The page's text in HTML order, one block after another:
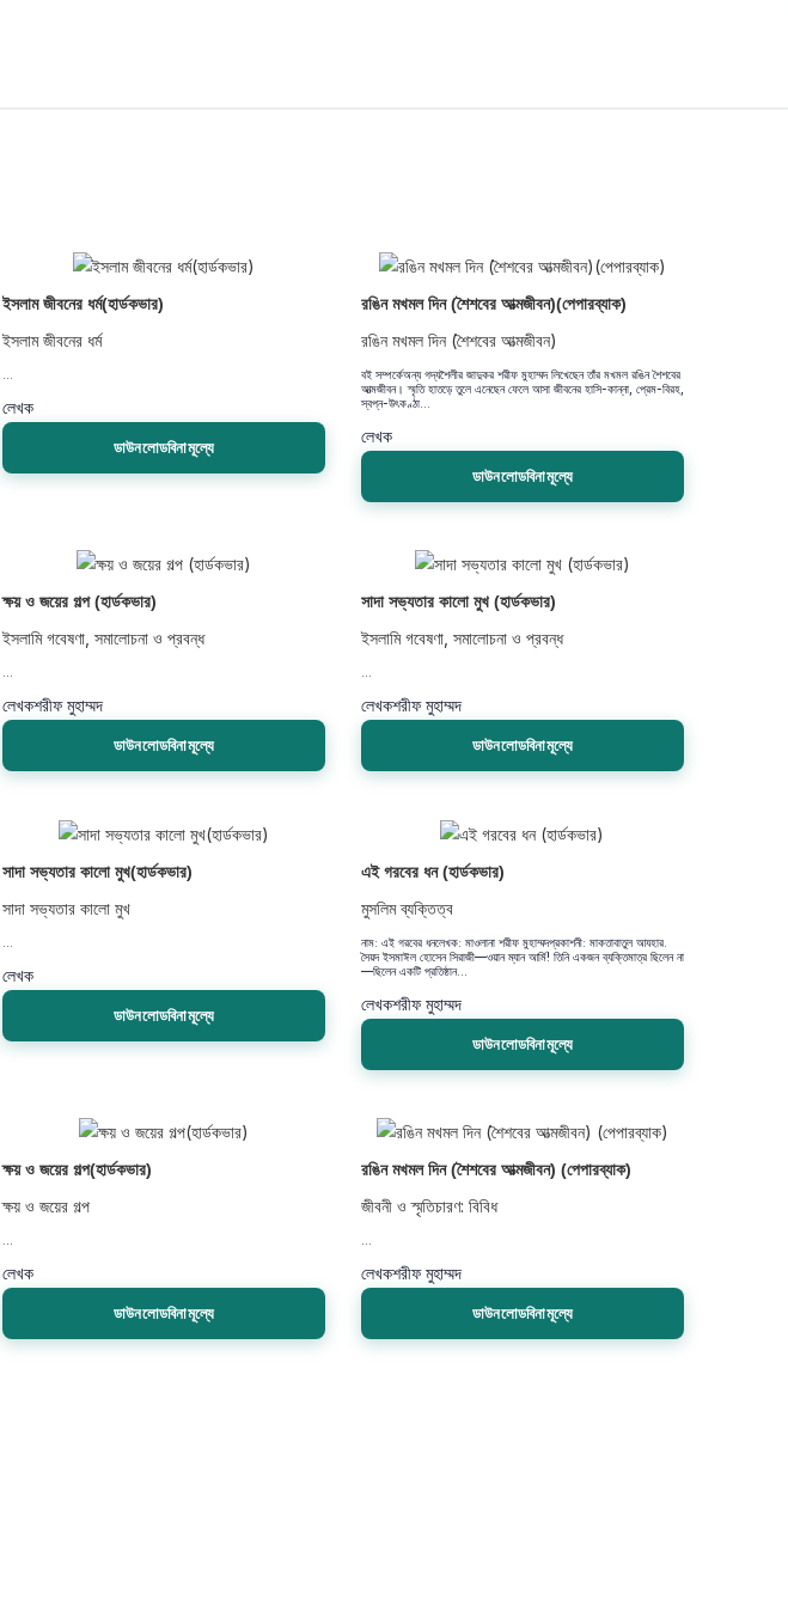
ইসলাম জীবনের ধর্ম(হার্ডকভার)
ইসলাম জীবনের ধর্ম
লেখক
ডাউনলোডবিনামূল্যে
রঙিন মখমল দিন (শৈশবের আত্মজীবন)(পেপারব্যাক)
রঙিন মখমল দিন (শৈশবের আত্মজীবন)
বই সম্পর্কেঅন্য গদ্যশৈলীর জাদুকর শরীফ মুহাম্মদ লিখেছেন তাঁর মখমল রঙিন শৈশবের
আত্মজীবন। স্মৃতি হাতড়ে তুলে এনেছেন ফেলে আসা জীবনের হাসি-কান্না, প্রেম-বিরহ,
স্বপ্ন-উৎকণ্ঠা...
লেখক
ডাউনলোডবিনামূল্যে
ক্ষয় ও জয়ের গল্প (হার্ডকভার)
ইসলামি গবেষণা, সমালোচনা ও প্রবন্ধ
লেখকশরীফ মুহাম্মদ
ডাউনলোডবিনামূল্যে
সাদা সভ্যতার কালো মুখ (হার্ডকভার)
ইসলামি গবেষণা, সমালোচনা ও প্রবন্ধ
লেখকশরীফ মুহাম্মদ
ডাউনলোডবিনামূল্যে
সাদা সভ্যতার কালো মুখ(হার্ডকভার)
সাদা সভ্যতার কালো মুখ
লেখক
ডাউনলোডবিনামূল্যে
এই গরবের ধন (হার্ডকভার)
মুসলিম ব্যক্তিত্ব
নাম: এই গরবের ধনলেখক: মাওলানা শরীফ মুহাম্মদপ্রকাশনী: মাকতাবাতুল আযহার.
সৈয়দ ইসমাঈল হোসেন সিরাজী—ওয়ান ম্যান আর্মি! তিনি একজন ব্যক্তিমাত্র ছিলেন না
—ছিলেন একটি প্রতিষ্ঠান...
লেখকশরীফ মুহাম্মদ
ডাউনলোডবিনামূল্যে
ক্ষয় ও জয়ের গল্প(হার্ডকভার)
ক্ষয় ও জয়ের গল্প
লেখক
ডাউনলোডবিনামূল্যে
রঙিন মখমল দিন (শৈশবের আত্মজীবন) (পেপারব্যাক)
জীবনী ও স্মৃতিচারণ: বিবিধ
লেখকশরীফ মুহাম্মদ
ডাউনলোডবিনামূল্যে